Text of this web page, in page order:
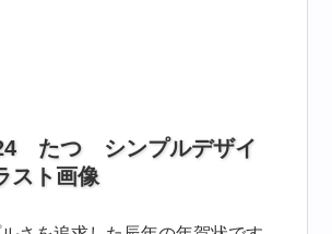
たつ シンプルデザイ
スト画像